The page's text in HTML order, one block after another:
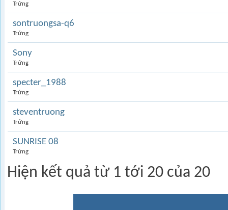
Trứng
sontruongsa-q6
Trứng
Sony
Trứng
specter_1988
Trứng
steventruong
Trứng
SUNRISE 08
Trứng
Hiện kết quả từ 1 tới 20 của 20